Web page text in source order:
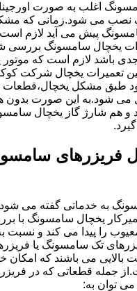
اغلب به صورت
نصب می شود.زمانی که
پیش می آید لازم است
یخچال سامسونگ بررسی
باشد لازم است که موتور
تعمیرات یخچال شرکت
طبق مشکل یخچال،قطعات
می شود.به این صورت
و هم شارژ گاز یخچال
فریزرهای
به خدماتی گفته می
یخچال سامسونگ با
را پیدا می کند و
تک سامسونگ یا
بالایی می باشند که امکان
جمله قطعاتی که در
توان به: